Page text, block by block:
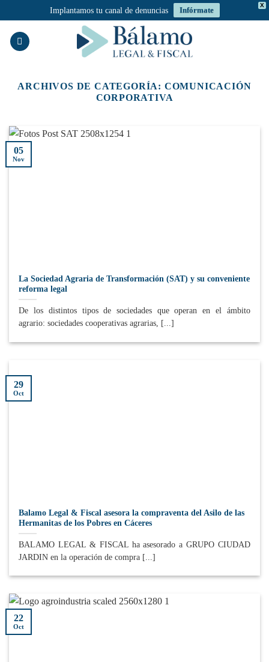
X
Implantamos tu canal de denuncias Infórmate
ARCHIVOS DE CATEGORÍA: COMUNICACIÓN
CORPORATIVA
La Sociedad Agraria de Transformación (SAT) y su conveniente
reforma legal
De los distintos tipos de sociedades que operan en el ámbito
agrario: sociedades cooperativas agrarias, [...]
05
Nov
Balamo Legal & Fiscal asesora la compraventa del Asilo de las
Hermanitas de los Pobres en Cáceres
BALAMO LEGAL & FISCAL ha asesorado a GRUPO CIUDAD
JARDIN en la operación de compra [...]
29
Oct
22
Oct